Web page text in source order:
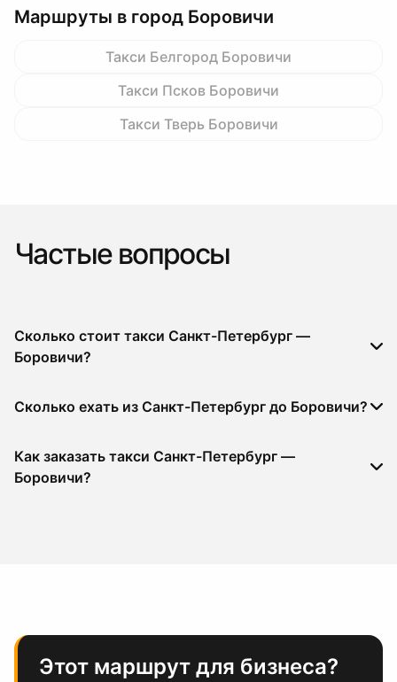
Маршруты в город Боровичи
Такси Белгород Боровичи
Такси Псков Боровичи
Такси Тверь Боровичи
Частые вопросы
Сколько стоит такси Санкт-Петербург —
Боровичи?
Сколько ехать из Санкт-Петербург до Боровичи?
Как заказать такси Санкт-Петербург —
Боровичи?
Этот маршрут для бизнеса?